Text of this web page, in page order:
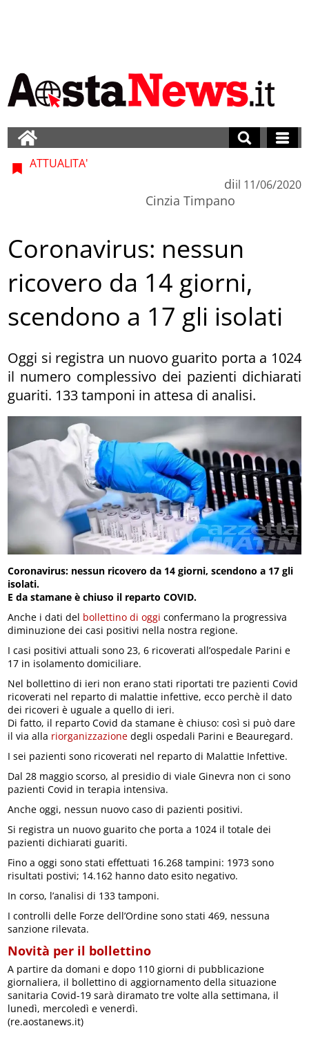
ATTUALITA'
di
Cinzia Timpano
il 11/06/2020
Coronavirus: nessun
ricovero da 14 giorni,
scendono a 17 gli isolati
Oggi si registra un nuovo guarito porta a 1024
il numero complessivo dei pazienti dichiarati
guariti. 133 tamponi in attesa di analisi.
Coronavirus: nessun ricovero da 14 giorni, scendono a 17 gli
isolati.
E da stamane è chiuso il reparto COVID.
Anche i dati del bollettino di oggi confermano la progressiva
diminuzione dei casi positivi nella nostra regione.
I casi positivi attuali sono 23, 6 ricoverati all’ospedale Parini e
17 in isolamento domiciliare.
Nel bollettino di ieri non erano stati riportati tre pazienti Covid
ricoverati nel reparto di malattie infettive, ecco perchè il dato
dei ricoveri è uguale a quello di ieri.
Di fatto, il reparto Covid da stamane è chiuso: così si può dare
il via alla riorganizzazione degli ospedali Parini e Beauregard.
I sei pazienti sono ricoverati nel reparto di Malattie Infettive.
Dal 28 maggio scorso, al presidio di viale Ginevra non ci sono
pazienti Covid in terapia intensiva.
Anche oggi, nessun nuovo caso di pazienti positivi.
Si registra un nuovo guarito che porta a 1024 il totale dei
pazienti dichiarati guariti.
Fino a oggi sono stati effettuati 16.268 tampini: 1973 sono
risultati postivi; 14.162 hanno dato esito negativo.
In corso, l’analisi di 133 tamponi.
I controlli delle Forze dell’Ordine sono stati 469, nessuna
sanzione rilevata.
Novità per il bollettino
A partire da domani e dopo 110 giorni di pubblicazione
giornaliera, il bollettino di aggiornamento della situazione
sanitaria Covid-19 sarà diramato tre volte alla settimana, il
lunedì, mercoledì e venerdì.
(re.aostanews.it)